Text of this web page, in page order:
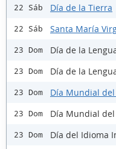
22 Sáb Día de la Tierra
22 Sáb Santa María
23 Dom Día de la
23 Dom Día de la
23 Dom Día Mundial
23 Dom Día Mundial
23 Dom Día del Idioma